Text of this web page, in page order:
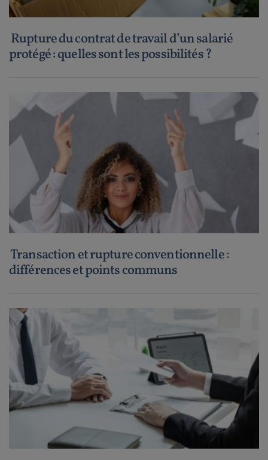
Rupture du contrat de travail d’un salarié
protégé : quelles sont les possibilités ?
Transaction et rupture conventionnelle :
différences et points communs